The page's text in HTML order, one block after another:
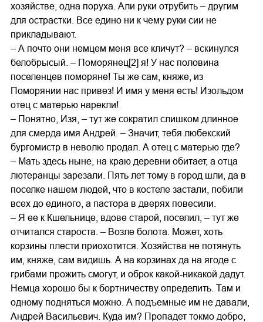
хозяйстве, одна поруха. Али руки отрубить – другим
для острастки. Все едино ни к чему руки сии не
прикладывают.
– А почто они немцем меня все кличут? – вскинулся
белобрысый. – Поморянец[2] я! У нас половина
поселенцев поморяне! Ты же сам, княже, из
Поморянии нас привез! И имя у меня есть! Изольдом
отец с матерью нарекли!
– Понятно, Изя, – тут же сократил слишком длинное
для смерда имя Андрей. – Значит, тебя любекский
бургомистр в неволю продал. А отец с матерью где?
– Мать здесь ныне, на краю деревни обитает, а отца
лютеранцы зарезали. Пять лет тому в город шли, да в
поселке нашем людей, что в костеле застали, побили
всех до единого, а пастора в дверях повесили.
– Я ее к Кшельнице, вдове старой, поселил, – тут же
отчитался староста. – Возле болота. Может, хоть
корзины плести приохотится. Хозяйства не потянуть
им, княже, сам видишь. А на корзинах да на ягоде с
грибами прожить смогут, и оброк какой-никакой дадут.
Немца хорошо бы к бортничеству определить. Там и
одному подняться можно. А подъемные им не давали,
Андрей Васильевич. Куда им? Пропадет токмо добро,